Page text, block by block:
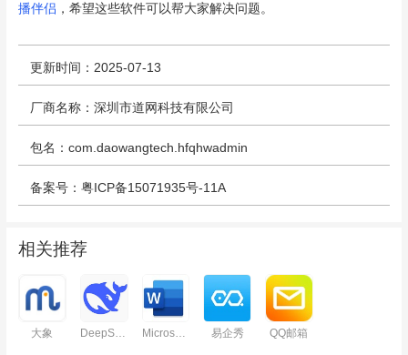
播伴侣 ，希望这些软件可以帮大家解决问题。
更新时间：2025-07-13
厂商名称：深圳市道网科技有限公司
包名：com.daowangtech.hfqhwadmin
备案号：粤ICP备15071935号-11A
相关推荐
大象 DeepSeek Microsoft Word 易企秀 QQ邮箱